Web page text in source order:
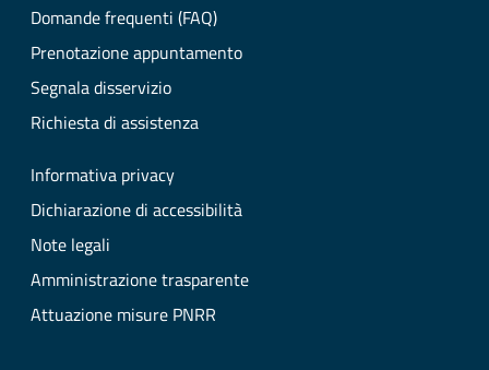
Domande frequenti (FAQ)
Prenotazione appuntamento
Segnala disservizio
Richiesta di assistenza
Informativa privacy
Dichiarazione di accessibilità
Note legali
Amministrazione trasparente
Attuazione misure PNRR